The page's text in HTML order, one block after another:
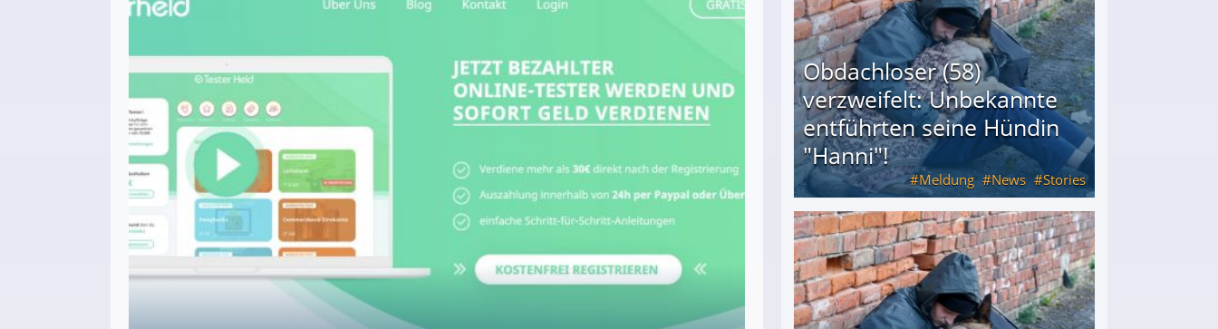
Obdachloser (58)
verzweifelt: Unbekannte
entführten seine Hündin
"Hanni"!
Meldung News Stories
Obdachloser (58) verzweifelt: Unbekannte entführten seine Hündin "Hanni"!